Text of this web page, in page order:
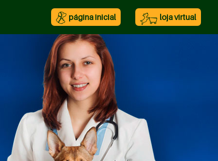
página inicial loja virtual